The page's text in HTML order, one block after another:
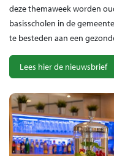
deze themaweek worden
basisscholen in de
te besteden aan een
Lees hier de nieuwsbrief